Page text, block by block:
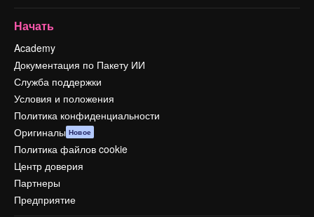
Начать
Academy
Документация по Пакету ИИ
Служба поддержки
Условия и положения
Политика конфиденциальности
Оригиналы Новое
Политика файлов cookie
Центр доверия
Партнеры
Предприятие